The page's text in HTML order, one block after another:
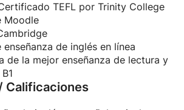
TEFL por Trinity College
Moodle
de inglés en línea
de la mejor enseñanza de lectura y
Calificaciones